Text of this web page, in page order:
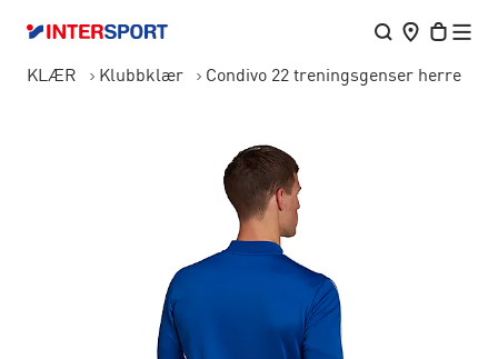
KLÆR Klubbklær Condivo 22 treningsgenser herre